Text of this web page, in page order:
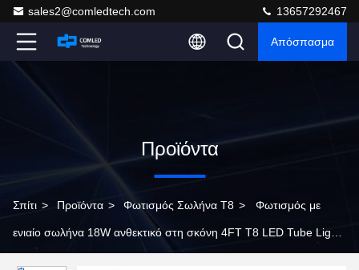
sales2@comledtech.com 13657292467
Απόσπασμα
Προϊόντα
Σπίτι > Προϊόντα > Φωτισμός Σωλήνα T8 > Φωτισμός με
ενιαίο σωλήνα 18W ανθεκτικό στη σκόνη 4FT T8 LED Tube Light